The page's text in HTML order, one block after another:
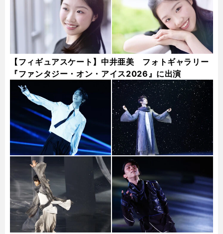
【フィギュアスケート】中井亜美 フォトギャラリー
『ファンタジー・オン・アイス2026』に出演